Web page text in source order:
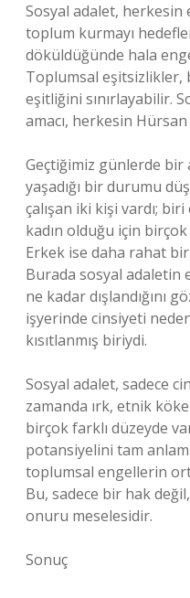
Sosyal adalet,
toplum kurmayı
döküldüğünde hala
Toplumsal
eşitliğini sınırlayabilir.
amacı, herkesin
Geçtiğimiz günlerde bir
yaşadığı bir durumu
çalışan iki kişi vardı; biri
kadın olduğu için
Erkek ise daha rahat
Burada sosyal adaletin
ne kadar dışlandığını
işyerinde cinsiyeti
kısıtlanmış biriydi.
Sosyal adalet, sadece
zamanda ırk, etnik
birçok farklı düzeyde
potansiyelini tam
toplumsal engellerin
Bu, sadece bir hak
onuru meselesidir.
Sonuç